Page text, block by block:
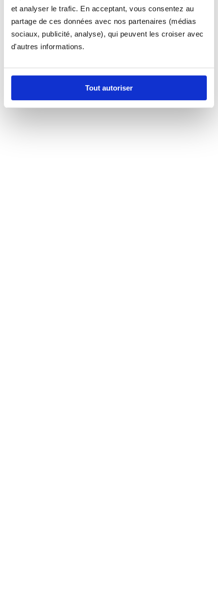
et analyser le trafic. En acceptant, vous consentez au
partage de ces données avec nos partenaires (médias
sociaux, publicité, analyse), qui peuvent les croiser avec
d'autres informations.
Tout autoriser